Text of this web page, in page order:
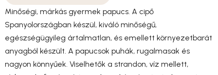
Minőségi, márkás gyermek papucs. A cipő
Spanyolországban készül, kiváló minőségű,
egészségügyileg ártalmatlan, és emellett környezetbarát
anyagból készült. A papucsok puhák, rugalmasak és
nagyon könnyűek. Viselhetők a strandon, víz mellett,